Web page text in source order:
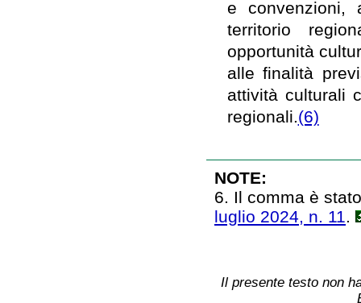
e convenzioni,
territorio
opportunità
alle finalità
attività culturali
regionali.(6)
NOTE:
6. Il comma è
luglio 2024, n. 11.
Il presente testo non